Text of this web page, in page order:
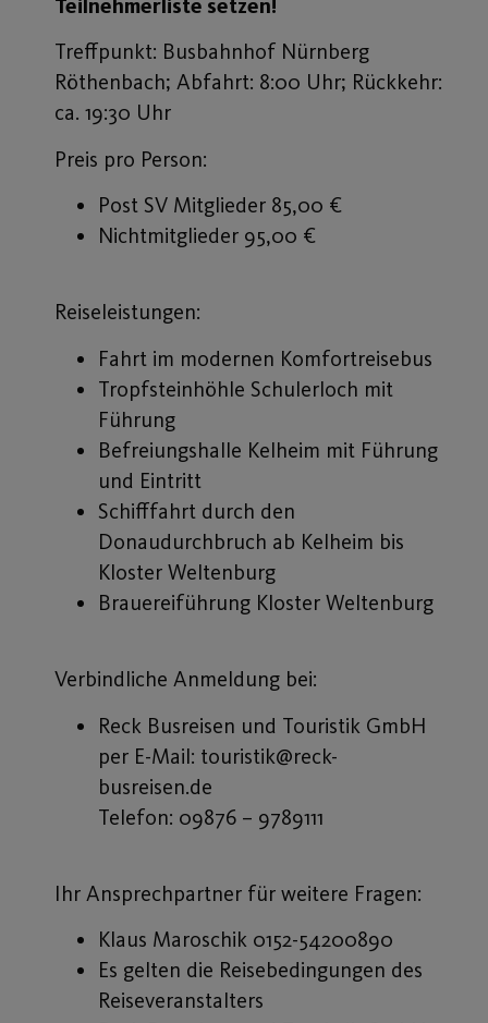
Teilnehmerliste setzen!
Treffpunkt: Busbahnhof Nürnberg
Röthenbach; Abfahrt: 8:00 Uhr; Rückkehr:
ca. 19:30 Uhr
Preis pro Person:
Post SV Mitglieder 85,00 €
Nichtmitglieder 95,00 €
Reiseleistungen:
Fahrt im modernen Komfortreisebus
Tropfsteinhöhle Schulerloch mit
Führung
Befreiungshalle Kelheim mit Führung
und Eintritt
Schifffahrt durch den
Donaudurchbruch ab Kelheim bis
Kloster Weltenburg
Brauereiführung Kloster Weltenburg
Verbindliche Anmeldung bei:
Reck Busreisen und Touristik GmbH
per E-Mail: touristik@reck-
busreisen.de
Telefon: 09876 – 9789111
Ihr Ansprechpartner für weitere Fragen:
Klaus Maroschik 0152-54200890
Es gelten die Reisebedingungen des
Reiseveranstalters